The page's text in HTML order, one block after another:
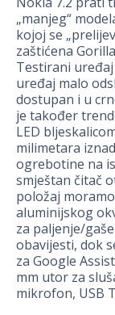
„manjeg“
kojoj se
zaštićena
Testirani
uređaj malo
dostupan i u
je također
LED
milimetara
ogrebotine na
smještan čitač
položaj
aluminijskog
za paljenje/
obavijesti, dok
za Google
mm utor za
mikrofon, USB